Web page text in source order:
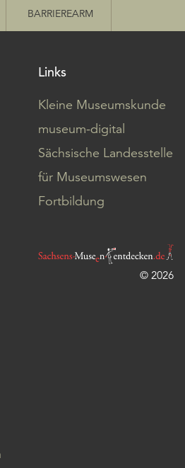
BARRIEREARM
Links
Kleine Museumskunde
museum-digital
Sächsische Landesstelle
für Museumswesen
Fortbildung
© 2026